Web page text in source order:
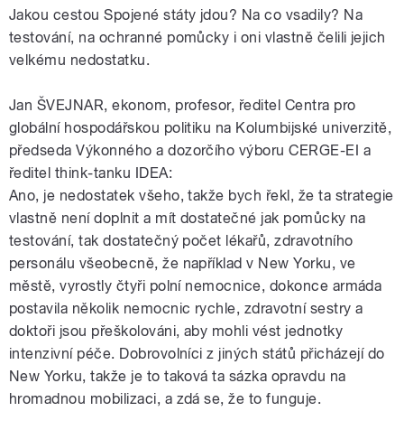
Jakou cestou Spojené státy jdou? Na co vsadily? Na
testování, na ochranné pomůcky i oni vlastně čelili jejich
velkému nedostatku.
Jan ŠVEJNAR, ekonom, profesor, ředitel Centra pro
globální hospodářskou politiku na Kolumbijské univerzitě,
předseda Výkonného a dozorčího výboru CERGE-EI a
ředitel think-tanku IDEA:
Ano, je nedostatek všeho, takže bych řekl, že ta strategie
vlastně není doplnit a mít dostatečné jak pomůcky na
testování, tak dostatečný počet lékařů, zdravotního
personálu všeobecně, že například v New Yorku, ve
městě, vyrostly čtyři polní nemocnice, dokonce armáda
postavila několik nemocnic rychle, zdravotní sestry a
doktoři jsou přeškolováni, aby mohli vést jednotky
intenzivní péče. Dobrovolníci z jiných států přicházejí do
New Yorku, takže je to taková ta sázka opravdu na
hromadnou mobilizaci, a zdá se, že to funguje.